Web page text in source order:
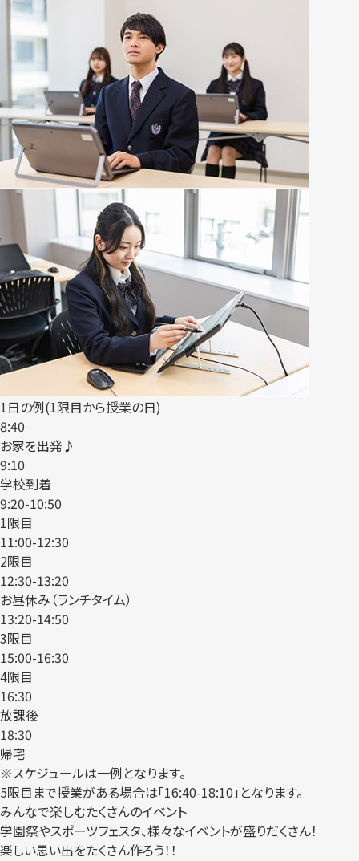
1日の例(1限目から授業の日)
8:40
お家を出発♪
9:10
学校到着
9:20-10:50
1限目
11:00-12:30
2限目
12:30-13:20
お昼休み（ランチタイム）
13:20-14:50
3限目
15:00-16:30
4限目
16:30
放課後
18:30
帰宅
※スケジュールは一例となります。
5限目まで授業がある場合は「16:40-18:10」となります。
みんなで楽しむたくさんのイベント
学園祭やスポーツフェスタ、様々なイベントが盛りだくさん！
楽しい思い出をたくさん作ろう！！